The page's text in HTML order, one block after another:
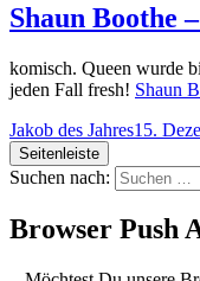
Shaun Boothe
komisch. Queen wurde
jeden Fall fresh! Shaun
Jakob des Jahres15.
Seitenleiste
Suchen nach:
Browser Push